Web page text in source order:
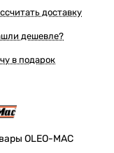
доставку
дешевле?
в подарок
OLEO-MAC